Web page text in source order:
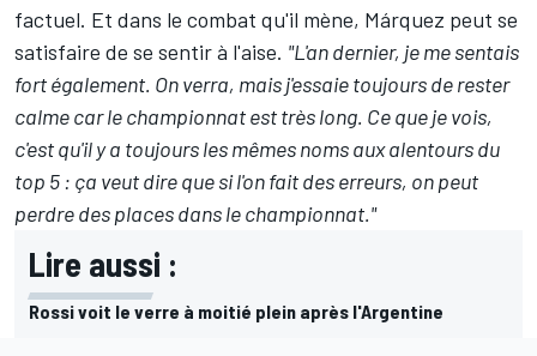
factuel. Et dans le combat qu'il mène, Márquez peut se
satisfaire de se sentir à l'aise. "L'an dernier, je me sentais
fort également. On verra, mais j'essaie toujours de rester
calme car le championnat est très long. Ce que je vois,
c'est qu'il y a toujours les mêmes noms aux alentours du
top 5 : ça veut dire que si l'on fait des erreurs, on peut
perdre des places dans le championnat."
Lire aussi :
Rossi voit le verre à moitié plein après l'Argentine